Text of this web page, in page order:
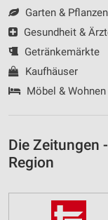
Garten & Pflanzen
Gesundheit &
Getränkemärkte
Kaufhäuser
Möbel & Wohnen
Die Zeitungen
Region